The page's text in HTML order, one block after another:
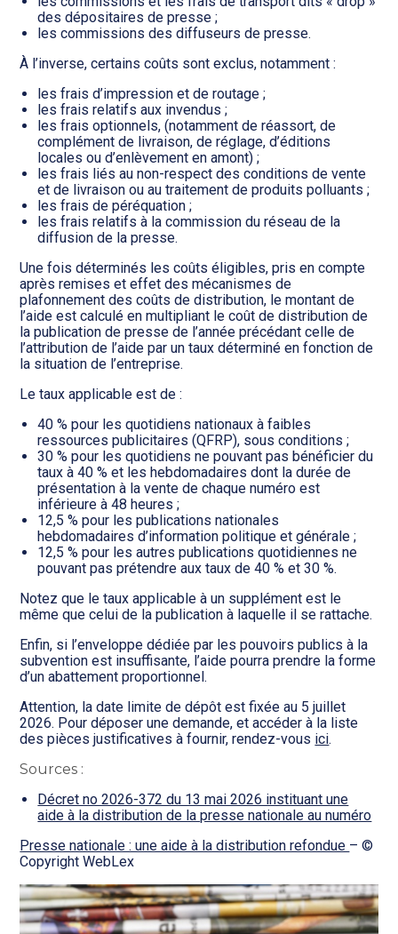
des dépositaires de presse ;
les commissions des diffuseurs de presse.
À l’inverse, certains coûts sont exclus, notamment :
les frais d’impression et de routage ;
les frais relatifs aux invendus ;
les frais optionnels, (notamment de réassort, de
complément de livraison, de réglage, d’éditions
locales ou d’enlèvement en amont) ;
les frais liés au non-respect des conditions de vente
et de livraison ou au traitement de produits polluants ;
les frais de péréquation ;
les frais relatifs à la commission du réseau de la
diffusion de la presse.
Une fois déterminés les coûts éligibles, pris en compte
après remises et effet des mécanismes de
plafonnement des coûts de distribution, le montant de
l’aide est calculé en multipliant le coût de distribution de
la publication de presse de l’année précédant celle de
l’attribution de l’aide par un taux déterminé en fonction de
la situation de l’entreprise.
Le taux applicable est de :
40 % pour les quotidiens nationaux à faibles
ressources publicitaires (QFRP), sous conditions ;
30 % pour les quotidiens ne pouvant pas bénéficier du
taux à 40 % et les hebdomadaires dont la durée de
présentation à la vente de chaque numéro est
inférieure à 48 heures ;
12,5 % pour les publications nationales
hebdomadaires d’information politique et générale ;
12,5 % pour les autres publications quotidiennes ne
pouvant pas prétendre aux taux de 40 % et 30 %.
Notez que le taux applicable à un supplément est le
même que celui de la publication à laquelle il se rattache.
Enfin, si l’enveloppe dédiée par les pouvoirs publics à la
subvention est insuffisante, l’aide pourra prendre la forme
d’un abattement proportionnel.
Attention, la date limite de dépôt est fixée au 5 juillet
2026. Pour déposer une demande, et accéder à la liste
des pièces justificatives à fournir, rendez-vous ici.
Sources :
Décret no 2026-372 du 13 mai 2026 instituant une
aide à la distribution de la presse nationale au numéro
Presse nationale : une aide à la distribution refondue – ©
Copyright WebLex